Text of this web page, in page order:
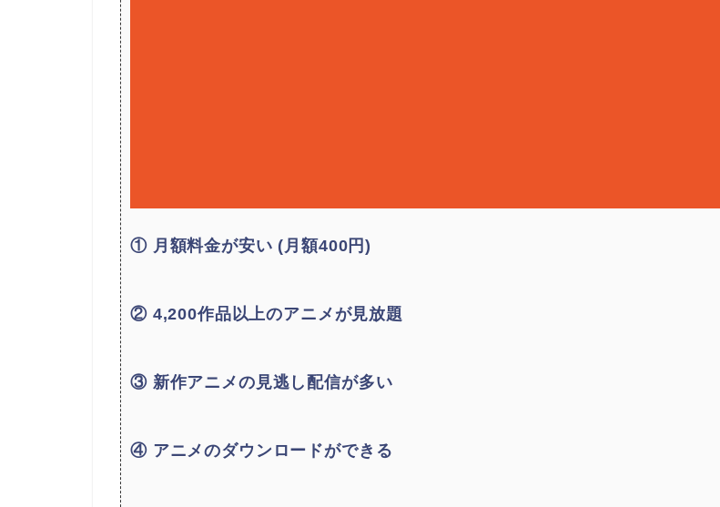
① 月額料金が安い (月額400円)
② 4,200作品以上のアニメが見放題
③ 新作アニメの見逃し配信が多い
④ アニメのダウンロードができる